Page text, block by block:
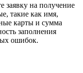
заявку на получение
такие как имя,
карты и сумма
заполнения
ошибок.